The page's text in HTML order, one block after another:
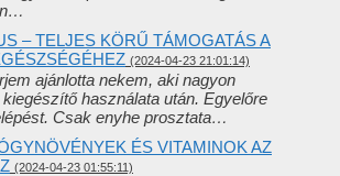
– TELJES KÖRŰ TÁMOGATÁS A
(2024-04-23 21:01:14)
ajánlotta nekem, aki nagyon
használata után. Egyelőre
Csak enyhe prosztata…
ÉS VITAMINOK AZ
(2024-04-23 01:55:11)